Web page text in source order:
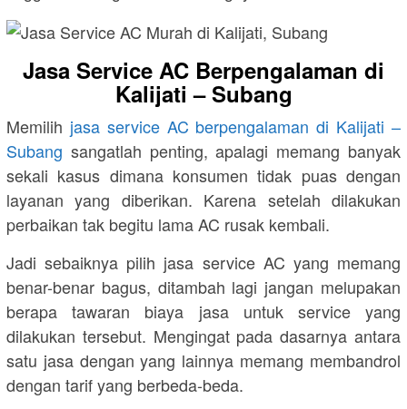
Jasa Service AC Berpengalaman di
Kalijati – Subang
Memilih jasa service AC berpengalaman di Kalijati –
Subang sangatlah penting, apalagi memang banyak
sekali kasus dimana konsumen tidak puas dengan
layanan yang diberikan. Karena setelah dilakukan
perbaikan tak begitu lama AC rusak kembali.
Jadi sebaiknya pilih jasa service AC yang memang
benar-benar bagus, ditambah lagi jangan melupakan
berapa tawaran biaya jasa untuk service yang
dilakukan tersebut. Mengingat pada dasarnya antara
satu jasa dengan yang lainnya memang membandrol
dengan tarif yang berbeda-beda.